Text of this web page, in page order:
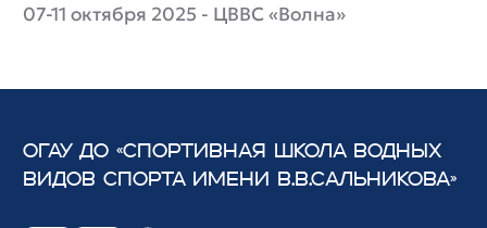
07-11 октября 2025 - ЦВВС «Волна»
ОГАУ ДО «СПОРТИВНАЯ ШКОЛА ВОДНЫХ
ВИДОВ СПОРТА ИМЕНИ В.В.САЛЬНИКОВА»